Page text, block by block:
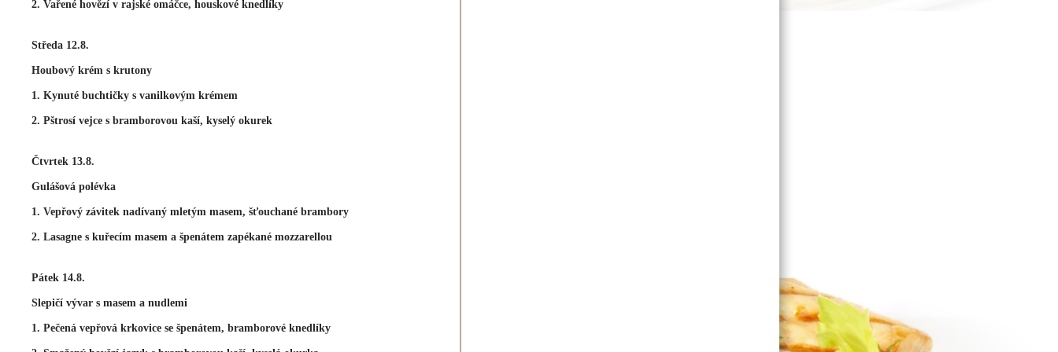
2. Vařené hovězí v rajské omáčce, houskové knedlíky
Středa 12.8.
Houbový krém s krutony
1. Kynuté buchtičky s vanilkovým krémem
2. Pštrosí vejce s bramborovou kaší, kyselý okurek
Čtvrtek 13.8.
Gulášová polévka
1. Vepřový závitek nadívaný mletým masem, šťouchané brambory
2. Lasagne s kuřecím masem a špenátem zapékané mozzarellou
Pátek 14.8.
Slepičí vývar s masem a nudlemi
1. Pečená vepřová krkovice se špenátem, bramborové knedlíky